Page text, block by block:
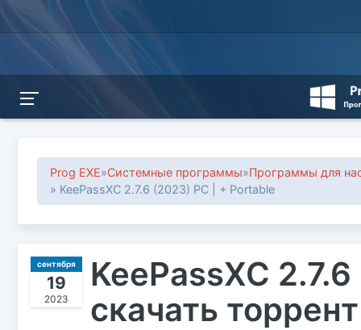
Prog EXE»Системные программы»Программы для
» KeePassXC 2.7.6 (2023) PC | + Portable
сентября
19
2023
KeePassXC
скачать торрент